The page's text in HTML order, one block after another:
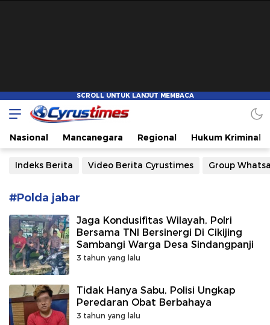
Cyrustimes.com
Cepat Tajam dan Akurat
Nasional Mancanegara Regional Hukum Kriminal
Indeks Berita Video Berita Cyrustimes Group
#Polda jabar
Jaga Kondusifitas Wilayah, Polri
Bersama TNI Bersinergi Di Cikijing
Sambangi Warga Desa Sindangpanji
3 tahun yang lalu
Tidak Hanya Sabu, Polisi Ungkap
Peredaran Obat Berbahaya
3 tahun yang lalu